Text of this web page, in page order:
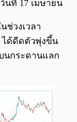
นที่ 17 เมษายน
ช่วงเวลา
ได้ดีดตัวพุ่งขึ้น
นกระดานแลก